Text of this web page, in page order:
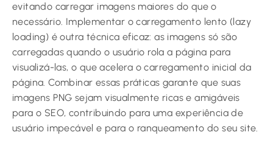
evitando carregar imagens maiores do que o
necessário. Implementar o carregamento lento (lazy
loading) é outra técnica eficaz: as imagens só são
carregadas quando o usuário rola a página para
visualizá-las, o que acelera o carregamento inicial da
página. Combinar essas práticas garante que suas
imagens PNG sejam visualmente ricas e amigáveis
para o SEO, contribuindo para uma experiência de
usuário impecável e para o ranqueamento do seu site.